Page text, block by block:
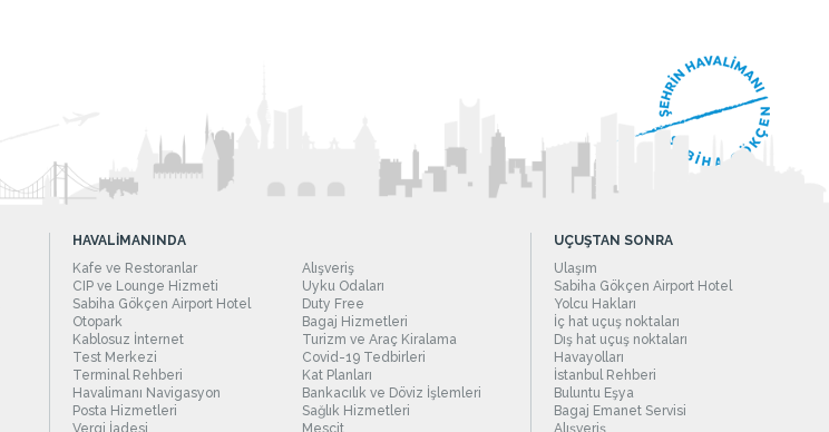
HAVALİMANINDA
Kafe ve Restoranlar
Alışveriş
CIP ve Lounge Hizmeti
Uyku Odaları
Sabiha Gökçen Airport Hotel
Duty Free
Otopark
Bagaj Hizmetleri
Kablosuz İnternet
Turizm ve Araç Kiralama
Test Merkezi
Covid-19 Tedbirleri
Terminal Rehberi
Kat Planları
Havalimanı Navigasyon
Bankacılık ve Döviz İşlemleri
Posta Hizmetleri
Sağlık Hizmetleri
Vergi İadesi
Mescit
UÇUŞTAN SONRA
Ulaşım
Sabiha Gökçen Airport Hotel
Yolcu Hakları
İç hat uçuş noktaları
Dış hat uçuş noktaları
Havayolları
İstanbul Rehberi
Buluntu Eşya
Bagaj Emanet Servisi
Alışveriş